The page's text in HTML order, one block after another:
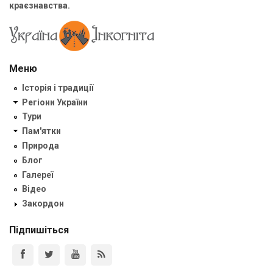
краєзнавства.
Меню
Історія і традиції
Регіони України
Тури
Пам'ятки
Природа
Блог
Галереї
Відео
Закордон
Підпишіться